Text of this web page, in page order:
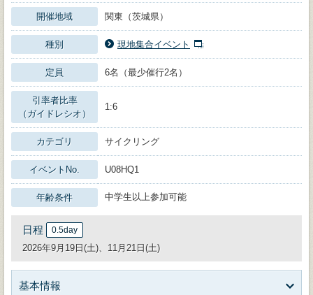
開催地域 関東（茨城県）
種別 現地集合イベント
定員 6名（最少催行2名）
引率者比率
（ガイドレシオ）
1:6
カテゴリ サイクリング
イベントNo. U08HQ1
年齢条件 中学生以上参加可能
日程 0.5day
2026年9月19日(土)、11月21日(土)
基本情報